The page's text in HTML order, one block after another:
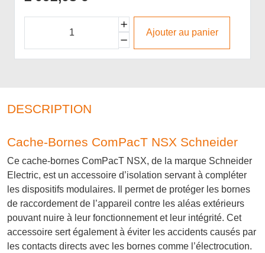
Ajouter au panier
DESCRIPTION
Cache-Bornes ComPacT NSX Schneider
Ce cache-bornes ComPacT NSX, de la marque Schneider
Electric, est un accessoire d’isolation servant à compléter
les dispositifs modulaires. Il permet de protéger les bornes
de raccordement de l’appareil contre les aléas extérieurs
pouvant nuire à leur fonctionnement et leur intégrité. Cet
accessoire sert également à éviter les accidents causés par
les contacts directs avec les bornes comme l’électrocution.